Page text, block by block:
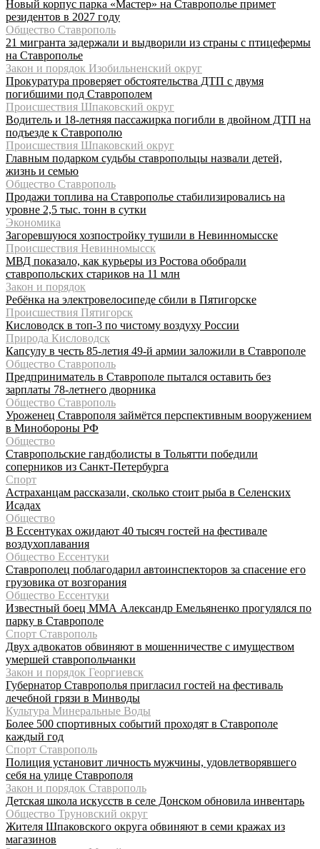
Новый корпус парка «Мастер» на Ставрополье примет
резидентов в 2027 году
Общество Ставрополь
21 мигранта задержали и выдворили из страны с птицефермы
на Ставрополье
Закон и порядок Изобильненский округ
Прокуратура проверяет обстоятельства ДТП с двумя
погибшими под Ставрополем
Происшествия Шпаковский округ
Водитель и 18-летняя пассажирка погибли в двойном ДТП на
подъезде к Ставрополю
Происшествия Шпаковский округ
Главным подарком судьбы ставропольцы назвали детей,
жизнь и семью
Общество Ставрополь
Продажи топлива на Ставрополье стабилизировались на
уровне 2,5 тыс. тонн в сутки
Экономика
Загоревшуюся хозпостройку тушили в Невинномысске
Происшествия Невинномысск
МВД показало, как курьеры из Ростова обобрали
ставропольских стариков на 11 млн
Закон и порядок
Ребёнка на электровелосипеде сбили в Пятигорске
Происшествия Пятигорск
Кисловодск в топ-3 по чистому воздуху России
Природа Кисловодск
Капсулу в честь 85-летия 49-й армии заложили в Ставрополе
Общество Ставрополь
Предприниматель в Ставрополе пытался оставить без
зарплаты 78-летнего дворника
Общество Ставрополь
Уроженец Ставрополя займётся перспективным вооружением
в Минобороны РФ
Общество
Ставропольские гандболисты в Тольятти победили
соперников из Санкт-Петербурга
Спорт
Астраханцам рассказали, сколько стоит рыба в Селенских
Исадах
Общество
В Ессентуках ожидают 40 тысяч гостей на фестивале
воздухоплавания
Общество Ессентуки
Ставрополец поблагодарил автоинспекторов за спасение его
грузовика от возгорания
Общество Ессентуки
Известный боец ММА Александр Емельяненко прогулялся по
парку в Ставрополе
Спорт Ставрополь
Двух адвокатов обвиняют в мошенничестве с имуществом
умершей ставропольчанки
Закон и порядок Георгиевск
Губернатор Ставрополья пригласил гостей на фестиваль
лечебной грязи в Минводы
Культура Минеральные Воды
Более 500 спортивных событий проходят в Ставрополе
каждый год
Спорт Ставрополь
Полиция установит личность мужчины, удовлетворявшего
себя на улице Ставрополя
Закон и порядок Ставрополь
Детская школа искусств в селе Донском обновила инвентарь
Общество Труновский округ
Жителя Шпаковского округа обвиняют в семи кражах из
магазинов